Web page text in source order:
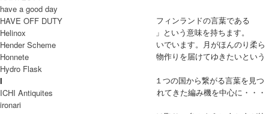
meri ja kuu
どこか日本と通じる国、フィンランド。そのフィンランドの言葉である
「meri ja kuu メリ・ヤ・クー」は「海と月」という意味を持ちます。
月は遠く離れた地球＝海へ・・日々、光を注いでいます。月がほんのり柔ら
かい光を私たちへ届けてくれる様に、優しい物作りを届けてゆきたいという
想いが込められています。
meri ja kuu (メリヤクー)の靴下は季節で想う１つの国から繋がる言葉を見つ
け、1足1足に物語を描き、日本で昔から使われてきた編み機を中心に・・・
時間をかけて編みあげられます。
have a good day
HAVE OFF DUTY
Helinox
Hender Scheme
Honnete
Hydro Flask
I
ICHI Antiquites
ironari